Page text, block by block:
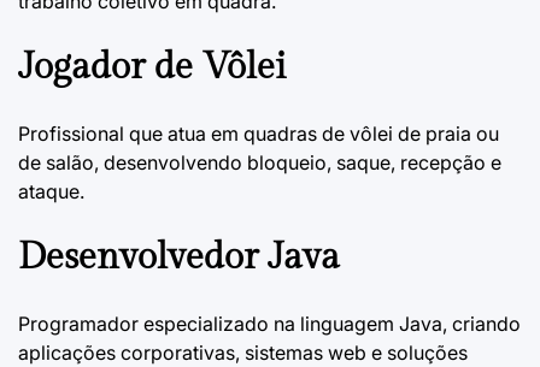
Jogador de Vôlei
Profissional que atua em quadras de vôlei de praia ou
de salão, desenvolvendo bloqueio, saque, recepção e
ataque.
Desenvolvedor Java
Programador especializado na linguagem Java, criando
aplicações corporativas, sistemas web e soluções